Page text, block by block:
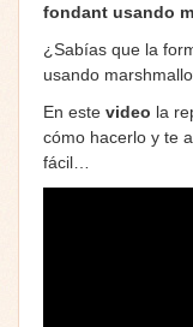
fondant usando
¿Sabías que la
usando
En este video la
cómo hacerlo y te
fácil…